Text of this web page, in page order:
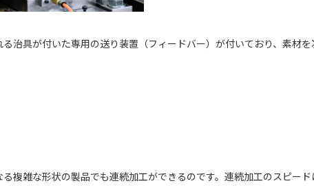
治具が付いた専用の送り装置（フィードバー）が付いており、素材を
複雑な形状の製品でも連続加工ができるのです。連続加工のスピー